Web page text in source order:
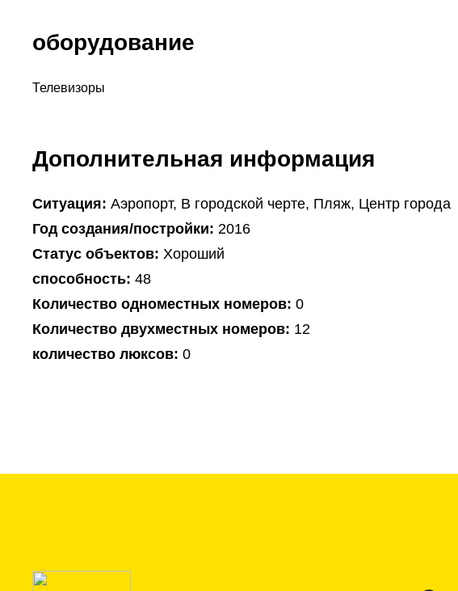
оборудование
Телевизоры
Дополнительная информация
Ситуация: Аэропорт, В городской черте, Пляж, Центр города
Год создания/постройки: 2016
Статус объектов: Хороший
способность: 48
Количество одноместных номеров: 0
Количество двухместных номеров: 12
количество люксов: 0